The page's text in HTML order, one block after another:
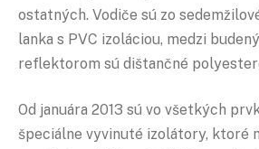
ostatných. Vodiče sú zo
lanka s PVC izoláciou, medzi
reflektorom sú dištančné
Od januára 2013 sú vo všetkých
špeciálne vyvinuté izolátory, ktoré